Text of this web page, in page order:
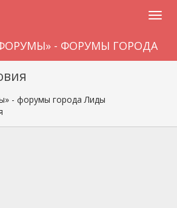
- ФОРУМЫ ГОРОДА
- форумы города Лиды